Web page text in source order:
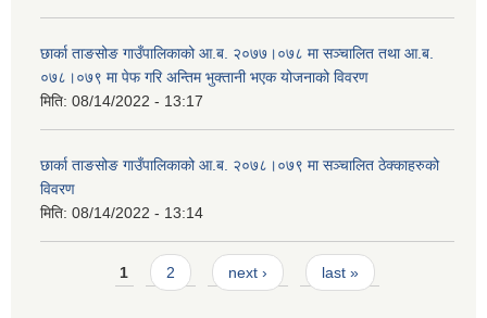
छार्का ताङसोङ गाउँपालिकाको आ.ब. २०७७।०७८ मा सञ्चालित तथा आ.ब.
०७८।०७९ मा पेफ गरि अन्तिम भुक्तानी भएक योजनाको विवरण
मिति: 08/14/2022 - 13:17
छार्का ताङसोङ गाउँपालिकाको आ.ब. २०७८।०७९ मा सञ्चालित ठेक्काहरुको
विवरण
मिति: 08/14/2022 - 13:14
Pages1 2 next › last »